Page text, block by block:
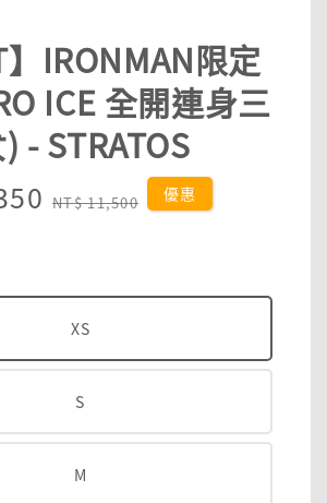
】IRONMAN限定
ICE 全開連身三
- STRATOS
Regular
NT$ 11,500 優惠
XS
S
M